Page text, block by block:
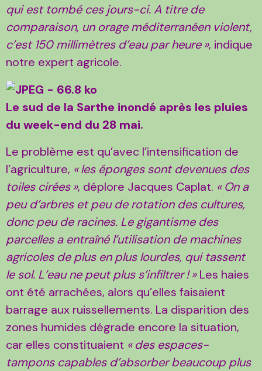
qui est tombé ces jours-ci. A titre de
comparaison, un orage méditerranéen violent,
c’est 150 millimètres d’eau par heure », indique
notre expert agricole.
Le sud de la Sarthe inondé après les pluies
du week-end du 28 mai.
Le problème est qu’avec l’intensification de
l’agriculture, «les éponges sont devenues des
toiles cirées », déplore Jacques Caplat. « On a
peu d’arbres et peu de rotation des cultures,
donc peu de racines. Le gigantisme des
parcelles a entraîné l’utilisation de machines
agricoles de plus en plus lourdes, qui tassent
le sol. L’eau ne peut plus s’infiltrer! »Les haies
ont été arrachées, alors qu’elles faisaient
barrage aux ruissellements. La disparition des
zones humides dégrade encore la situation,
car elles constituaient « des espaces-
tampons capables d’absorber beaucoup plus